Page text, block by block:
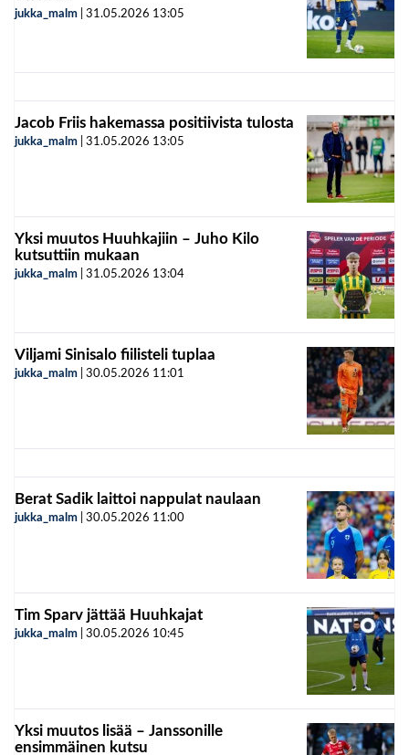
jukka_malm 31.05.2026 13:05
Jacob Friis hakemassa positiivista tulosta
jukka_malm 31.05.2026 13:05
Yksi muutos Huuhkajiin – Juho Kilo
kutsuttiin mukaan
jukka_malm 31.05.2026 13:04
Viljami Sinisalo fiilisteli tuplaa
jukka_malm 30.05.2026 11:01
Berat Sadik laittoi nappulat naulaan
jukka_malm 30.05.2026 11:00
Tim Sparv jättää Huuhkajat
jukka_malm 30.05.2026 10:45
Yksi muutos lisää – Janssonille
ensimmäinen kutsu